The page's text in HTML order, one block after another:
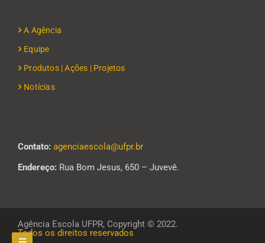
A Agência
Equipe
Produtos | Ações | Projetos
Notícias
Contato: agenciaescola@ufpr.br
Endereço: Rua Bom Jesus, 650 – Juvevê.
Agência Escola UFPR, Copyright © 2022.
Todos os direitos reservados